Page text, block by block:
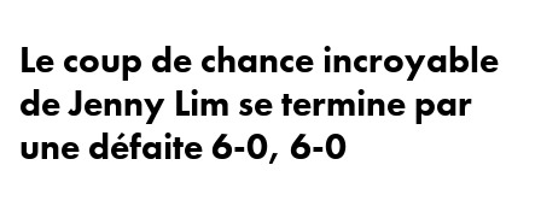
Le coup de chance incroyable
de Jenny Lim se termine par
une défaite 6-0, 6-0